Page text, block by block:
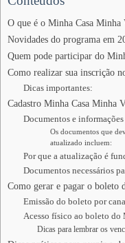
O que é o Minha Casa Minha
Novidades do programa em
Quem pode participar do
Como realizar sua inscrição
Dicas importantes:
Cadastro Minha Casa Minha
Documentos e informações
Os documentos que
atualizado incluem:
Por que a atualização é
Documentos necessários
Como gerar e pagar o boleto
Emissão do boleto por
Acesso físico ao boleto
Dicas para lembrar os